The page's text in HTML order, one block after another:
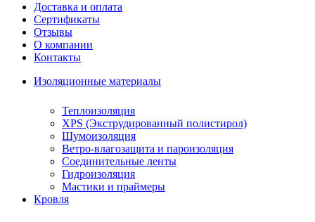
Доставка и оплата
Сертификаты
Отзывы
О компании
Контакты
Изоляционные материалы
Теплоизоляция
XPS (Экструдированный полистирол)
Шумоизоляция
Ветро-влагозащита и пароизоляция
Соединительные ленты
Гидроизоляция
Мастики и праймеры
Кровля